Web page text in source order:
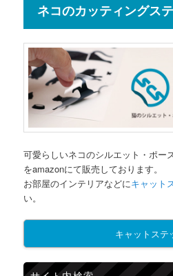
ネコのカッティングス
可愛らしいネコのシルエット・ポー
をamazonにて販売しております。
お部屋のインテリアなどにキャット
い。
キャットステ